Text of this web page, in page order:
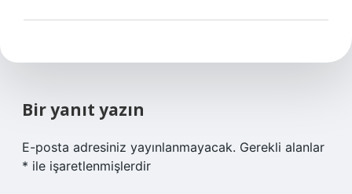
Bir yanıt yazın
E-posta adresiniz yayınlanmayacak. Gerekli alanlar
* ile işaretlenmişlerdir